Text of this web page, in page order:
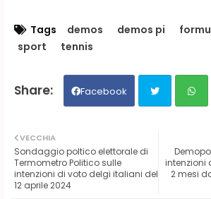
Tags demos demos pi
sport
tennis
Facebook
ats
intenzioni
2 mesi
VECCHIA
Sondaggio poltico elettorale di
Termometro Politico sulle
intenzioni di voto delgi italiani del
12 aprile 2024